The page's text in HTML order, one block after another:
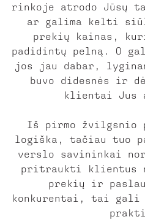
rinkoje atrodo Jūsų
ar galima kelti
prekių kainas,
padidintų pelną. O
jos jau dabar,
buvo didesnės ir
klientai Jus
Iš pirmo žvilgsnio
logiška, tačiau tuo
verslo savininkai
pritraukti klientus
prekių ir
konkurentai, tai